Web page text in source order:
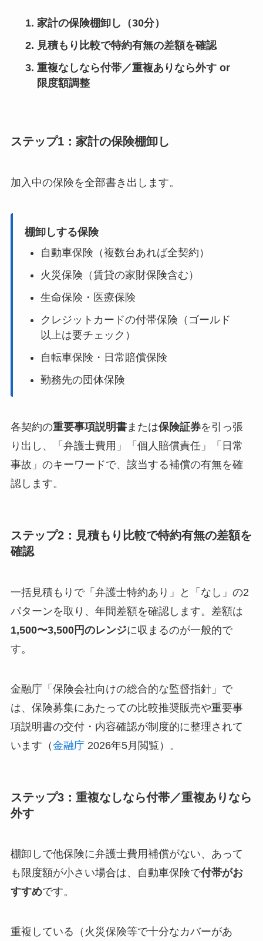
家計の保険棚卸し（30分）
見積もり比較で特約有無の差額を確認
重複なしなら付帯／重複ありなら外す or
限度額調整
ステップ1：家計の保険棚卸し
加入中の保険を全部書き出します。
棚卸しする保険
自動車保険（複数台あれば全契約）
火災保険（賃貸の家財保険含む）
生命保険・医療保険
クレジットカードの付帯保険（ゴールド
以上は要チェック）
自転車保険・日常賠償保険
勤務先の団体保険
各契約の重要事項説明書または保険証券を引っ張
り出し、「弁護士費用」「個人賠償責任」「日常
事故」のキーワードで、該当する補償の有無を確
認します。
ステップ2：見積もり比較で特約有無の差額を
確認
一括見積もりで「弁護士特約あり」と「なし」の2
パターンを取り、年間差額を確認します。差額は
1,500〜3,500円のレンジに収まるのが一般的で
す。
金融庁「保険会社向けの総合的な監督指針」で
は、保険募集にあたっての比較推奨販売や重要事
項説明書の交付・内容確認が制度的に整理されて
います（金融庁2026年5月閲覧）。
ステップ3：重複なしなら付帯／重複ありなら
外す
棚卸しで他保険に弁護士費用補償がない、あって
も限度額が小さい場合は、自動車保険で付帯がお
すすめです。
重複している（火災保険等で十分なカバーがあ